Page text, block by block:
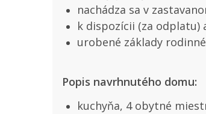
nachádza sa v
k dispozícii (za
urobené základy
Popis navrhnutého domu:
kuchyňa, 4 obytné